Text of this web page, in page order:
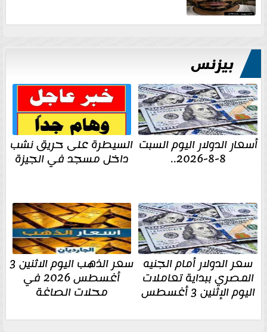
بيزنس
أسعار الدولار اليوم السبت
8-8-2026..
السيطرة على حريق نشب
داخل مسجد في الجيزة
سعر الدولار أمام الجنيه
المصري ببداية تعاملات
اليوم الإثنين 3 أغسطس
سعر الذهب اليوم الاثنين 3
أغسطس 2026 في
محلات الصاغة